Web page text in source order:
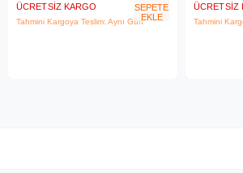
ÜCRETSIZ KARGO
Tahmini Kargoya Teslim: Aynı Gün
SEPETE
EKLE
ÜCRETSIZ
Tahmini